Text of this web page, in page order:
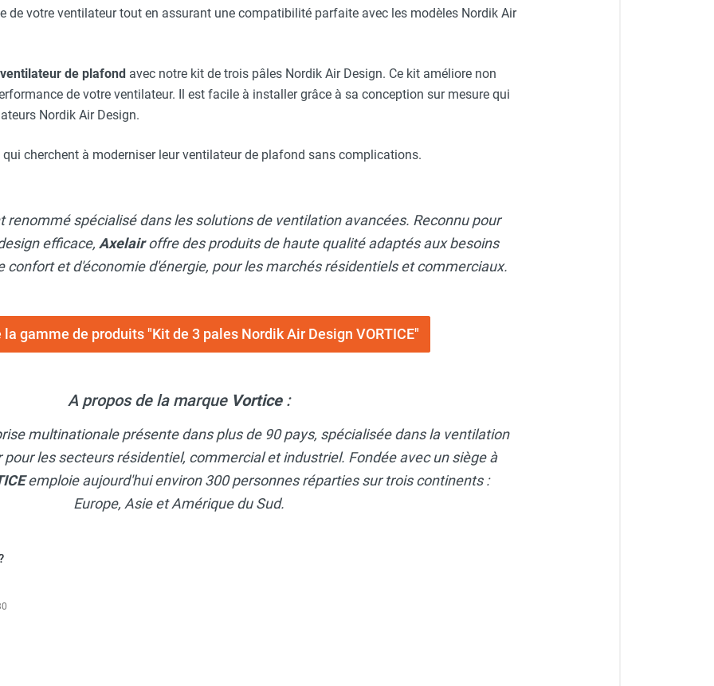
de votre ventilateur tout en assurant une compatibilité parfaite avec les modèles Nordik Air
ventilateur de plafond avec notre kit de trois pâles Nordik Air Design. Ce kit améliore non
de votre ventilateur. Il est facile à installer grâce à sa conception sur mesure qui
Nordik Air Design.
cherchent à moderniser leur ventilateur de plafond sans complications.
renommé spécialisé dans les solutions de ventilation avancées. Reconnu pour
efficace, Axelairoffre des produits de haute qualité adaptés aux besoins
confort et d'économie d'énergie, pour les marchés résidentiels et commerciaux.
gamme de produits "Kit de 3 pales Nordik Air Design VORTICE"
A propos de la marque Vortice:
multinationale présente dans plus de 90 pays, spécialisée dans la ventilation
les secteurs résidentiel, commercial et industriel. Fondée avec un siège à
emploie aujourd'hui environ 300 personnes réparties sur trois continents :
Europe, Asie et Amérique du Sud.